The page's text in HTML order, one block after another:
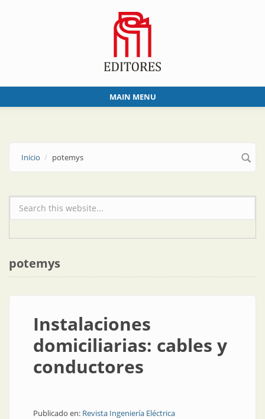
MAIN MENU
Inicio potemys
Formulario de búsqueda
potemys
Instalaciones
domiciliarias: cables y
conductores
Publicado en: Revista Ingeniería Eléctrica